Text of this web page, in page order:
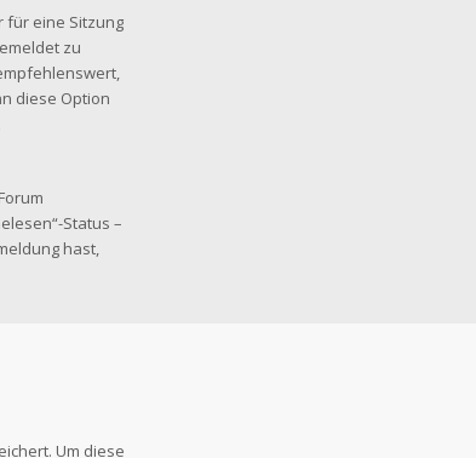
für eine Sitzung
zu
diese Option
Status –
hast,
Um diese